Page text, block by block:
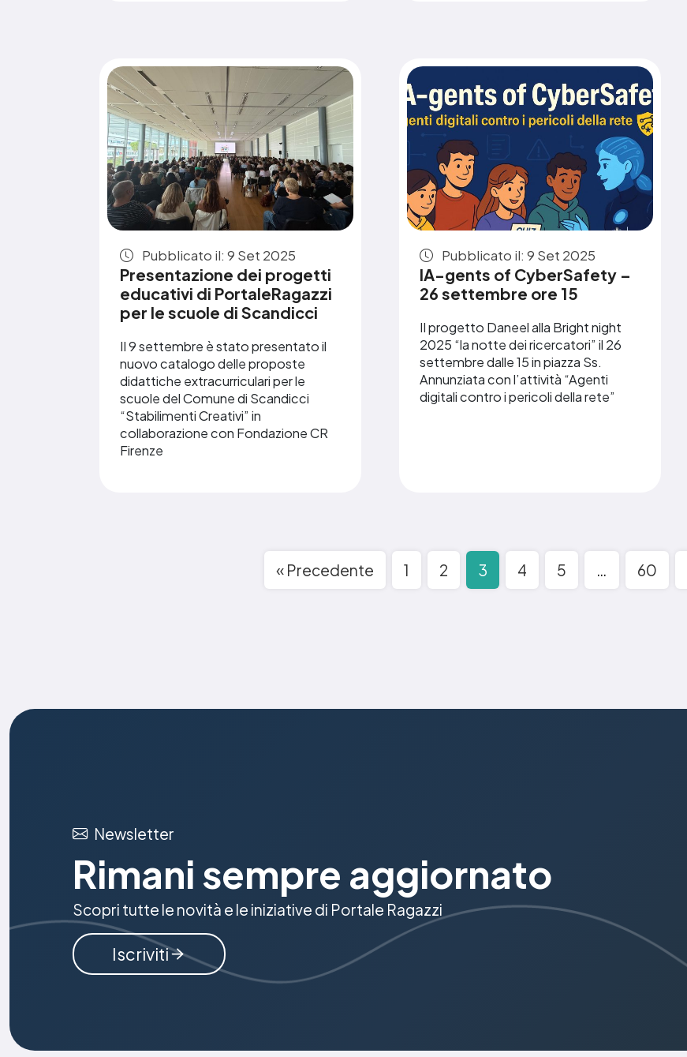
Pubblicato il: 9 Set 2025
Presentazione dei progetti
educativi di PortaleRagazzi
per le scuole di Scandicci
Il 9 settembre è stato presentato il
nuovo catalogo delle proposte
didattiche extracurriculari per le
scuole del Comune di Scandicci
“Stabilimenti Creativi” in
collaborazione con Fondazione CR
Firenze
Pubblicato il: 9 Set 2025
IA-gents of CyberSafety –
26 settembre ore 15
Il progetto Daneel alla Bright night
2025 “la notte dei ricercatori” il 26
settembre dalle 15 in piazza Ss.
Annunziata con l’attività “Agenti
digitali contro i pericoli della rete”
« Precedente 1 2 3 4 5 … 60
Newsletter
Rimani sempre aggiornato
Scopri tutte le novità e le iniziative di Portale Ragazzi
Iscriviti